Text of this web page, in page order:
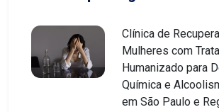
Clínica de
Mulheres com
Humanizado para
Química e
em São Paulo e